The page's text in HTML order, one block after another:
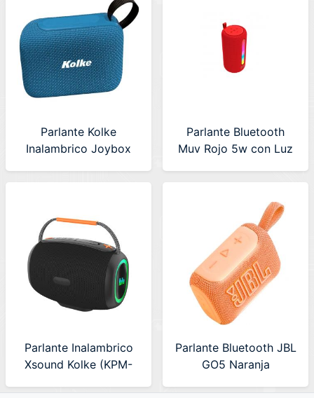
Parlante Kolke
Inalambrico Joybox
Parlante Bluetooth
Muv Rojo 5w con Luz
Parlante Inalambrico
Xsound Kolke (KPM-
Parlante Bluetooth JBL
GO5 Naranja